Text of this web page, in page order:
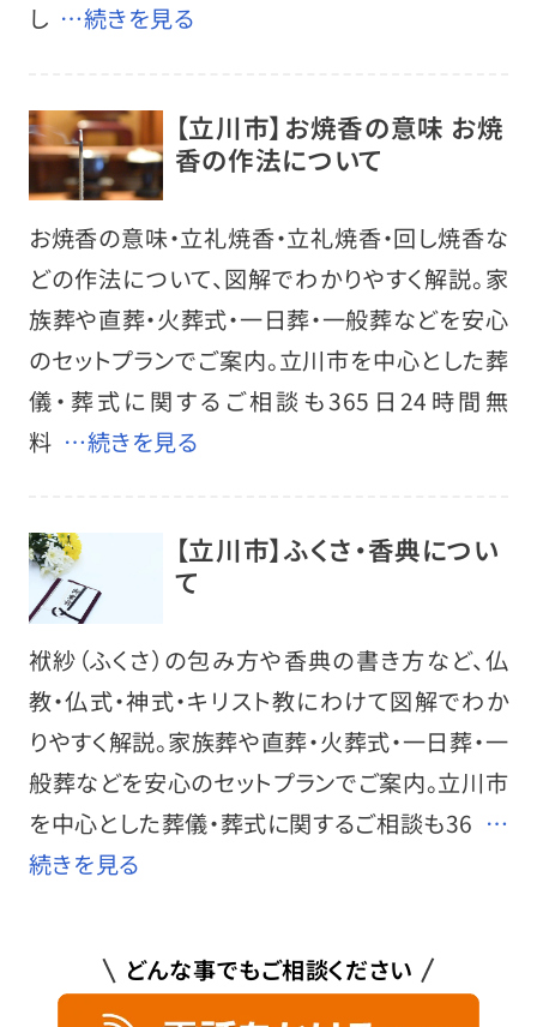
し …続きを見る
【立川市】お焼香の意味 お焼
香の作法について
お焼香の意味・立礼焼香・立礼焼香・回し焼香な
どの作法について、図解でわかりやすく解説。家
族葬や直葬・火葬式・一日葬・一般葬などを安心
のセットプランでご案内。立川市を中心とした葬
儀・葬式に関するご相談も365日24時間無
料 …続きを見る
【立川市】ふくさ・香典につい
て
袱紗（ふくさ）の包み方や香典の書き方など、仏
教・仏式・神式・キリスト教にわけて図解でわか
りやすく解説。家族葬や直葬・火葬式・一日葬・一
般葬などを安心のセットプランでご案内。立川市
を中心とした葬儀・葬式に関するご相談も36 …
続きを見る
どんな事でもご相談ください